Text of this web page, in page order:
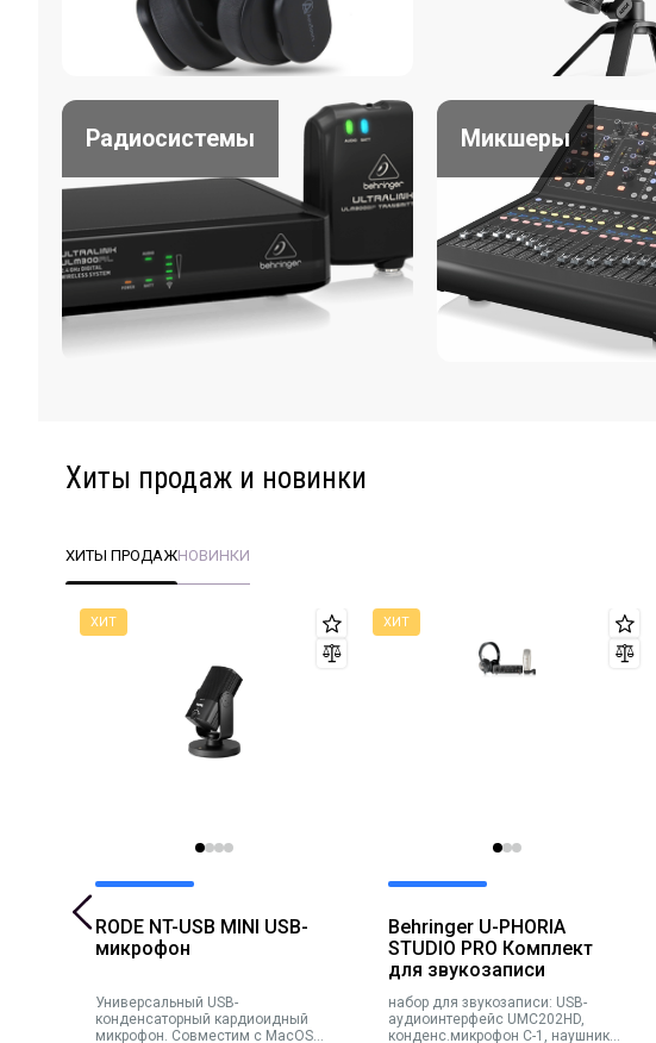
Радиосистемы Микшеры
Хиты продаж и новинки
ХИТЫ ПРОДАЖНОВИНКИ
RODE NT-USB MINI USB-
микрофон
Универсальный USB-
конденсаторный кардиоидный
микрофон. Совместим с MacOS
Behringer U-PHORIA
STUDIO PRO Комплект
для звукозаписи
набор для звукозаписи: USB-
аудиоинтерфейс UMC202HD,
конденс.микрофон C-1, наушники